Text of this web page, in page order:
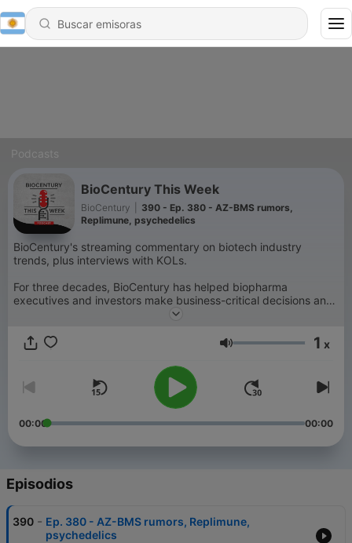
Podcasts
BioCentury This Week
BioCentury
390 - Ep. 380 - AZ-BMS rumors,
Replimune, psychedelics
BioCentury's streaming commentary on biotech industry
trends, plus interviews with KOLs.
For three decades, BioCentury has helped biopharma
executives and investors make business-critical decisions and
build larger networks with peers across the innovation
Volumen 1 x
00:00 00:00
Episodios
390 - Ep. 380 - AZ-BMS rumors, Replimune,
psychedelics